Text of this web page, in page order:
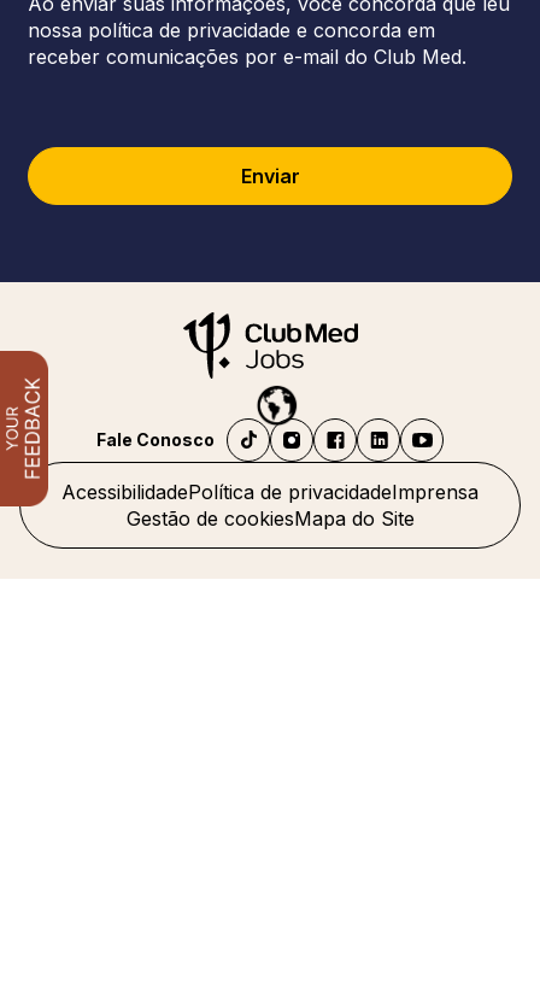
nossa política de privacidade e concorda em
receber comunicações por e-mail do Club Med.
Enviar
AcessibilidadePolítica de privacidadeImprensa
Gestão de cookiesMapa do Site
Fale Conosco